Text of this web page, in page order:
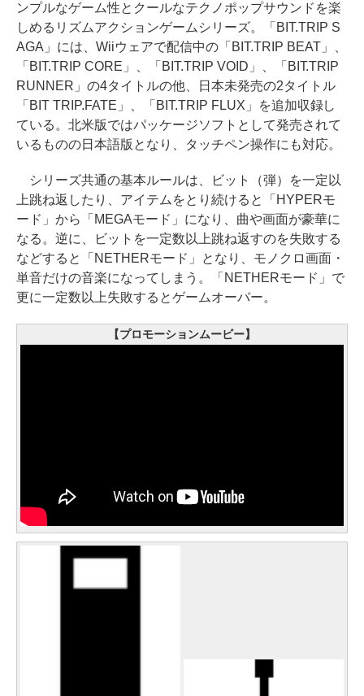
ンプルなゲーム性とクールなテクノポップサウンドを楽
しめるリズムアクションゲームシリーズ。「BIT.TRIP S
AGA」には、Wiiウェアで配信中の「BIT.TRIP BEAT」、
「BIT.TRIP CORE」、「BIT.TRIP VOID」、「BIT.TRIP
RUNNER」の4タイトルの他、日本未発売の2タイトル
「BIT TRIP.FATE」、「BIT.TRIP FLUX」を追加収録し
ている。北米版ではパッケージソフトとして発売されて
いるものの日本語版となり、タッチペン操作にも対応。
シリーズ共通の基本ルールは、ビット（弾）を一定以
上跳ね返したり、アイテムをとり続けると「HYPERモ
ード」から「MEGAモード」になり、曲や画面が豪華に
なる。逆に、ビットを一定数以上跳ね返すのを失敗する
などすると「NETHERモード」となり、モノクロ画面・
単音だけの音楽になってしまう。「NETHERモード」で
更に一定数以上失敗するとゲームオーバー。
【プロモーションムービー】